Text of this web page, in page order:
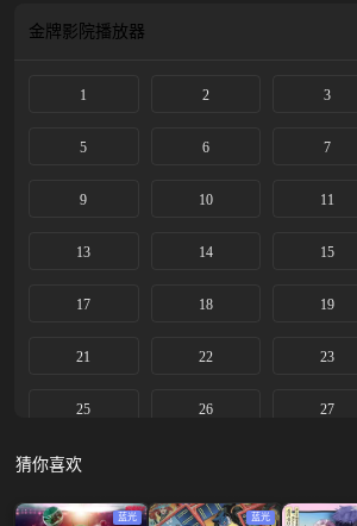
金牌影院播放器
1 2 3
5 6 7
9 10 11
13 14 15
17 18 19
21 22 23
25 26 27
29
33 34 35
猜你喜欢
蓝光 蓝光